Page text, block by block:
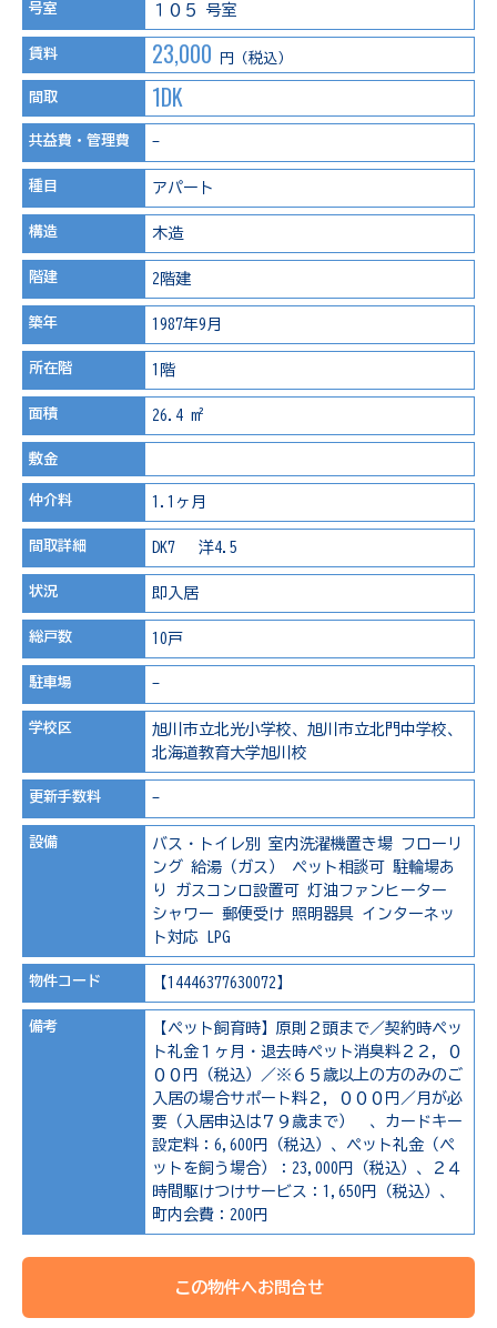
号室 １０５ 号室
賃料 23,000 円（税込）
間取 1DK
共益費・管理費 -
種目 アパート
構造 木造
階建 2階建
築年 1987年9月
所在階 1階
面積 26.4 m²
敷金
仲介料 1.1ヶ月
間取詳細 DK7 洋4.5
状況 即入居
総戸数 10戸
駐車場 -
学校区
旭川市立北光小学校、旭川市立北門中学校、
北海道教育大学旭川校
更新手数料 -
設備 バス・トイレ別 室内洗濯機置き場 フローリ
ング
給湯（ガス） ペット相談可
駐輪場あ
り
ガスコンロ設置可
灯油ファンヒーター
シャワー 郵便受け 照明器具 インターネッ
ト対応
LPG
物件コード 【14446377630072】
備考
【ペット飼育時】原則２頭まで／契約時ペッ
ト礼金１ヶ月・退去時ペット消臭料２２，０
００円（税込）／※６５歳以上の方のみのご
入居の場合サポート料２，０００円／月が必
要（入居申込は７９歳まで） 、カードキー
設定料：6,600円（税込）、ペット礼金（ペ
ットを飼う場合）：23,000円（税込）、２４
時間駆けつけサービス：1,650円（税込）、
町内会費：200円
この物件へお問合せ